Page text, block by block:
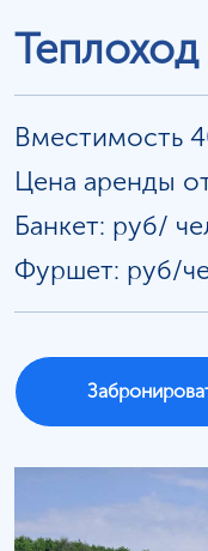
Вместимость
Цена аренды
Банкет: руб/
Фуршет: руб/